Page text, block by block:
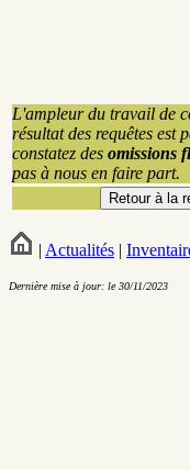
L'ampleur du travail de
résultat des requêtes est
constatez des omissions
pas à nous en faire part.
| Actualités |
Dernière mise à jour: le 30/11/2023